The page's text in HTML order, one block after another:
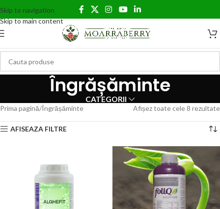
Skip to navigation
Skip to main content
Îngrășăminte
CATEGORII
Prima pagină Îngrășăminte Afișez toate cele 8 rezultate
AFISEAZA FILTRE